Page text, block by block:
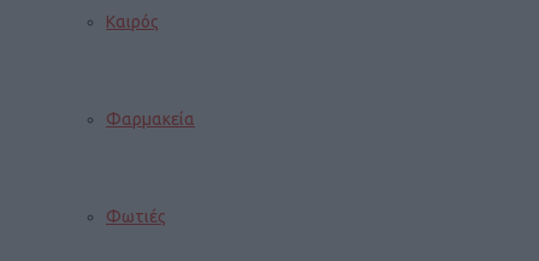
Καιρός
Φαρμακεία
Φωτιές